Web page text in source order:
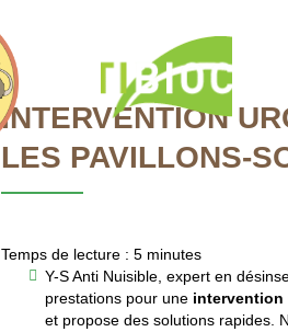
INTERVENTION
LES PAVILLONS-
Temps de lecture : 5 minutes
Y-S Anti Nuisible, expert en
prestations pour une intervention
et propose des solutions rapides.